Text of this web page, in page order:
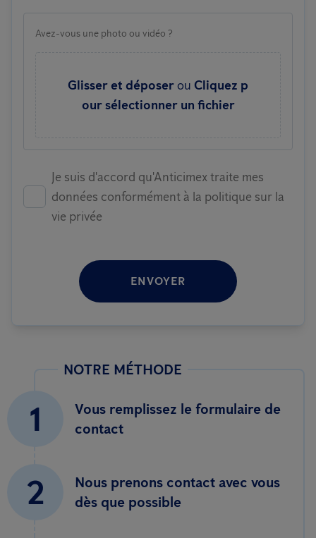
Avez-vous une photo ou vidéo ?
Glisser et déposerou Cliquez p
our sélectionner un fichier
Je suis d'accord qu'Anticimex traite mes
données conformément à la politique sur la
vie privée
ENVOYER
NOTRE MÉTHODE
1
Vous remplissez le formulaire de
contact
2
Nous prenons contact avec vous
dès que possible